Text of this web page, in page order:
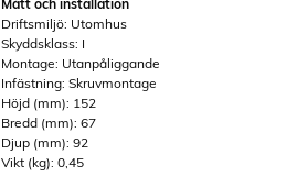
Mått och installation
Driftsmiljö: Utomhus
Skyddsklass: I
Montage: Utanpåliggande
Infästning: Skruvmontage
Höjd (mm): 152
Bredd (mm): 67
Djup (mm): 92
Vikt (kg): 0,45